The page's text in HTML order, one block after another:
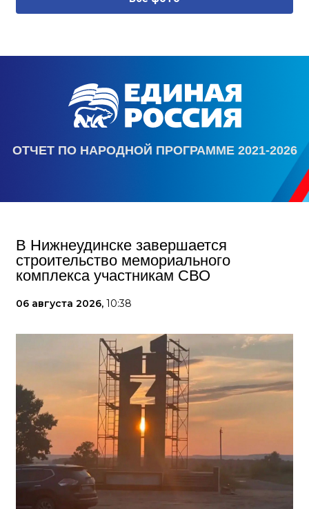
ОТЧЕТ ПО НАРОДНОЙ ПРОГРАММЕ 2021-2026
В Нижнеудинске завершается
строительство мемориального
комплекса участникам СВО
06 августа 2026, 10:38